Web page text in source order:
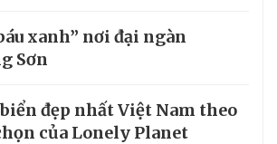
xanh” nơi đại ngàn
Sơn
đẹp nhất Việt Nam theo
của Lonely Planet